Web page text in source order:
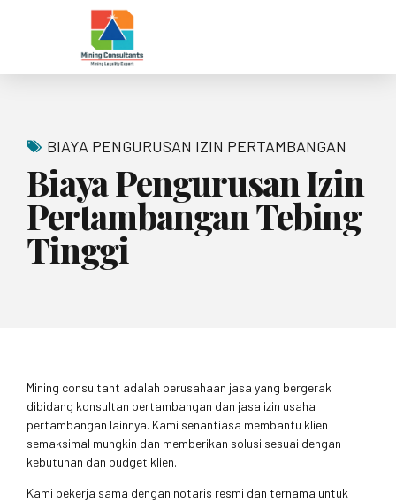
BIAYA PENGURUSAN IZIN PERTAMBANGAN
Biaya Pengurusan Izin
Pertambangan Tebing
Tinggi
Mining consultant adalah perusahaan jasa yang bergerak
dibidang konsultan pertambangan dan jasa izin usaha
pertambangan lainnya. Kami senantiasa membantu klien
semaksimal mungkin dan memberikan solusi sesuai dengan
kebutuhan dan budget klien.
Kami bekerja sama dengan notaris resmi dan ternama untuk